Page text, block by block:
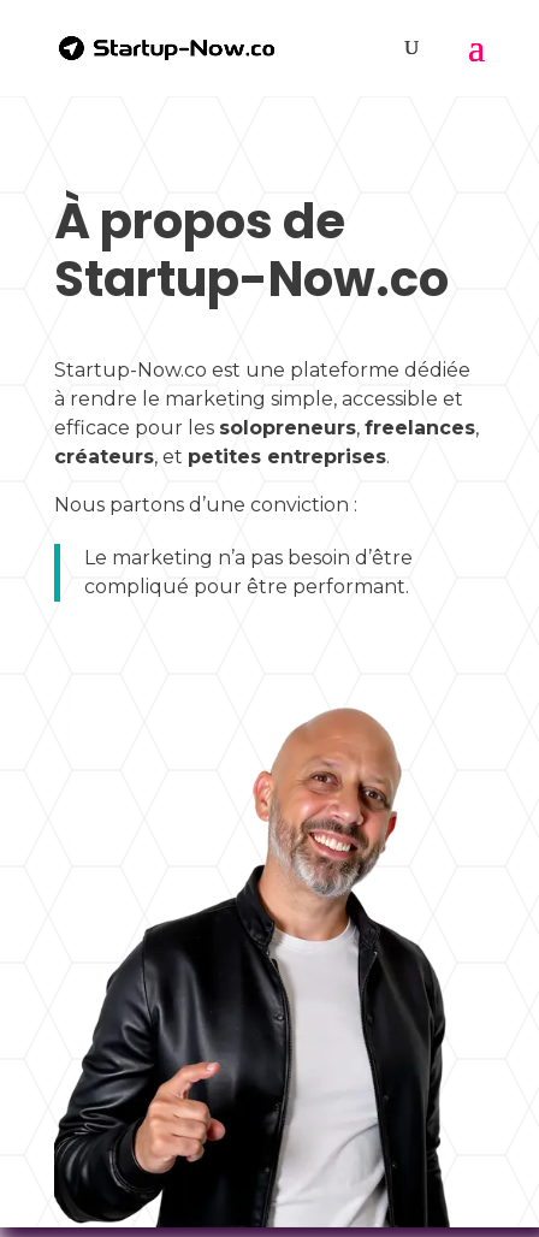
À propos de
Startup-Now.co
Startup-Now.co est une plateforme dédiée
à rendre le marketing simple, accessible et
efficace pour les solopreneurs, freelances,
créateurs, et petites entreprises.
Nous partons d’une conviction :
Le marketing n’a pas besoin d’être
compliqué pour être performant.